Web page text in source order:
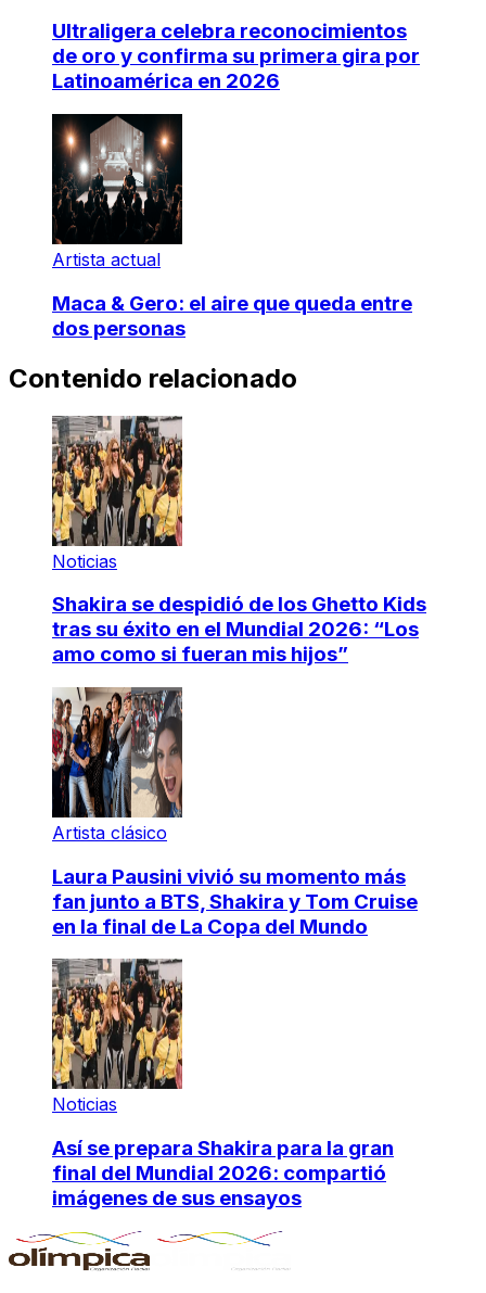
Ultraligera celebra reconocimientos
de oro y confirma su primera gira por
Latinoamérica en 2026
Artista actual
Maca & Gero: el aire que queda entre
dos personas
Contenido relacionado
Noticias
Shakira se despidió de los Ghetto Kids
tras su éxito en el Mundial 2026: “Los
amo como si fueran mis hijos”
Artista clásico
Laura Pausini vivió su momento más
fan junto a BTS, Shakira y Tom Cruise
en la final de La Copa del Mundo
Noticias
Así se prepara Shakira para la gran
final del Mundial 2026: compartió
imágenes de sus ensayos